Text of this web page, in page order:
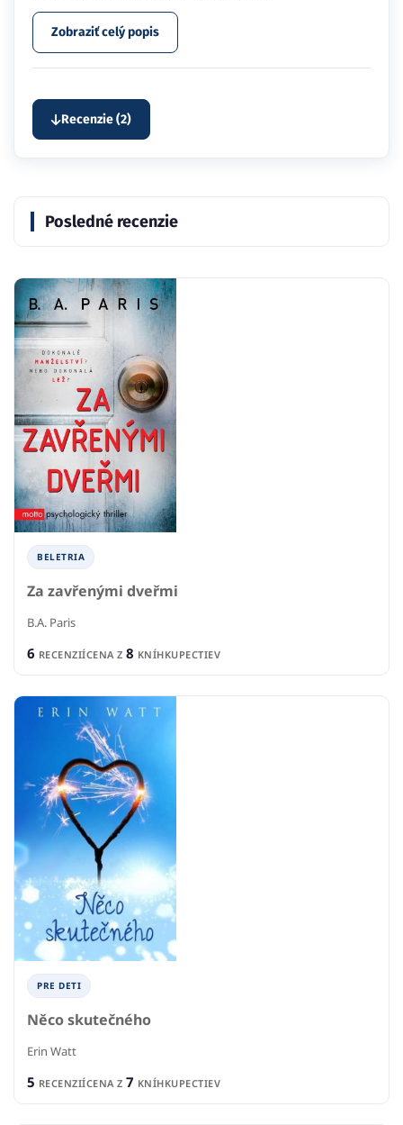
Zobraziť celý popis
Recenzie (2)
Posledné recenzie
BELETRIA
Za zavřenými dveřmi
B.A. Paris
6 RECENZIÍCENA Z 8 KNÍHKUPECTIEV
PRE DETI
Něco skutečného
Erin Watt
5 RECENZIÍCENA Z 7 KNÍHKUPECTIEV